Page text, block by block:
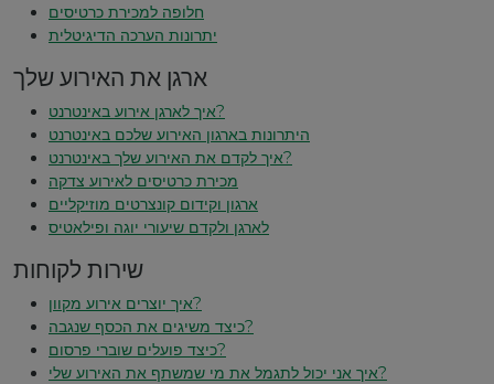
חלופה למכירת כרטיסים
יתרונות הערכה הדיגיטלית
ארגן את האירוע שלך
איך לארגן אירוע באינטרנט?
היתרונות בארגון האירוע שלכם באינטרנט
איך לקדם את האירוע שלך באינטרנט?
מכירת כרטיסים לאירוע צדקה
ארגון וקידום קונצרטים מוזיקליים
לארגן ולקדם שיעורי יוגה ופילאטיס
שירות לקוחות
איך יוצרים אירוע מקוון?
כיצד משיגים את הכסף שנגבה?
כיצד פועלים שוברי פרסום?
איך אני יכול לתגמל את מי שמשתף את האירוע שלי?